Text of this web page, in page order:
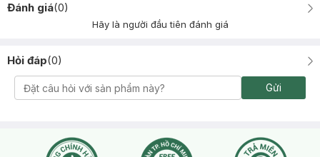
Đánh giá(0)
Hãy là người đầu tiên đánh giá
Hỏi đáp(0)
Gửi